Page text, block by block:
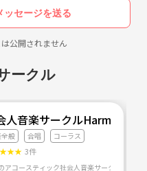
、バンドの紹介しあって自分の
の好きな歌を歌うことでみんな
。
ッセージを送る
公開されません
ークル
人音楽サークルHarmonity
全般 合唱 コーラス
★★★ 3件